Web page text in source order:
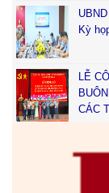
Kỳ
LỄ
CÁC